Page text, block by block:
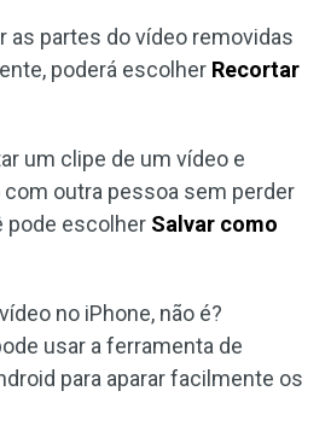
as partes do vídeo removidas
poderá escolher Recortar
um clipe de um vídeo e
outra pessoa sem perder
pode escolher Salvar como
no iPhone, não é?
usar a ferramenta de
para aparar facilmente os